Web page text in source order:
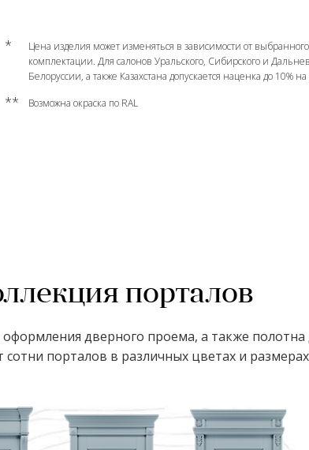
*
Цена изделия может изменяться в зависимости от
комплектации. Для салонов Уральского, Сибирского и
Белоруссии, а также Казахстана допускается наценка до 10%
** Возможна окраска по RAL
порталов
дверного проема, а также
порталов в различных цветах и